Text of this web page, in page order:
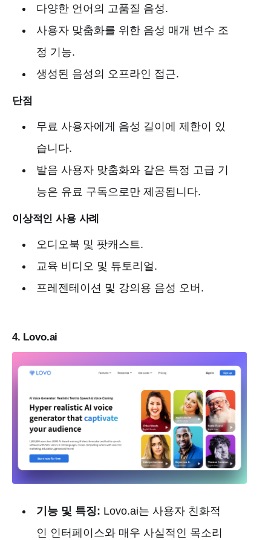
다양한 언어의 고품질 음성.
사용자 맞춤화를 위한 음성 매개 변수 조
정 기능.
생성된 음성의 오프라인 접근.
단점
무료 사용자에게 음성 길이에 제한이 있
습니다.
발음 사용자 맞춤화와 같은 특정 고급 기
능은 유료 구독으로만 제공됩니다.
이상적인 사용 사례
오디오북 및 팟캐스트.
교육 비디오 및 튜토리얼.
프레젠테이션 및 강의용 음성 오버.
4. Lovo.ai
기능 및 특징: Lovo.ai는 사용자 친화적
인 인터페이스와 매우 사실적인 목소리